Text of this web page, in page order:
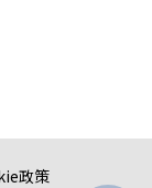
政策